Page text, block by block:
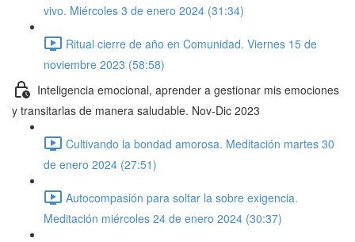
vivo. Miércoles 3 de enero 2024 (31:34)
Ritual cierre de año en Comunidad. Viernes 15 de
noviembre 2023 (58:58)
Inteligencia emocional, aprender a gestionar mis emociones
y transitarlas de manera saludable. Nov-Dic 2023
Cultivando la bondad amorosa. Meditación martes 30
de enero 2024 (27:51)
Autocompasión para soltar la sobre exigencia.
Meditación miércoles 24 de enero 2024 (30:37)